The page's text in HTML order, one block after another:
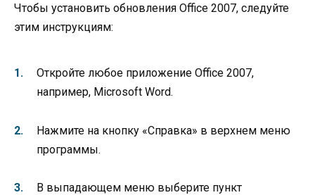
Чтобы установить обновления Office 2007, следуйте
этим инструкциям:
Откройте любое приложение Office 2007,
например, Microsoft Word.
Нажмите на кнопку «Справка» в верхнем меню
программы.
В выпадающем меню выберите пункт